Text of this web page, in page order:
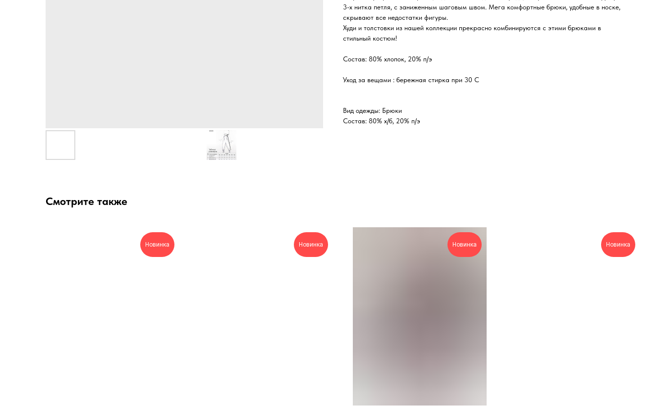
3-х нитка петля, с заниженным шаговым швом. Мега комфортные брюки, удобные в носке,
скрывают все недостатки фигуры.
Худи и толстовки из нашей коллекции прекрасно комбинируются с этими брюками в
стильный костюм!
Состав: 80% хлопок, 20% п/э
Уход за вещами : бережная стирка при 30 С
Вид одежды: Брюки
Состав: 80% х/б, 20% п/э
Смотрите также
Новинка Новинка Новинка Новинка